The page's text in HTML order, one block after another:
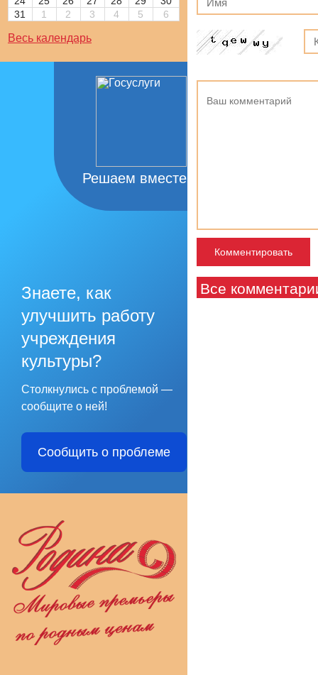
31
1 2 3 4 5 6
Весь календарь
Решаем вместе
Знаете, как
улучшить работу
учреждения
культуры?
Столкнулись с проблемой —
сообщите о ней!
Сообщить о проблеме
Все